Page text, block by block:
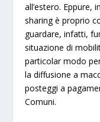
all’estero. Eppure,
sharingè proprio
guardare, infatti,
situazione di
particolar modo
ladiffusione a
posteggi a
Comuni.